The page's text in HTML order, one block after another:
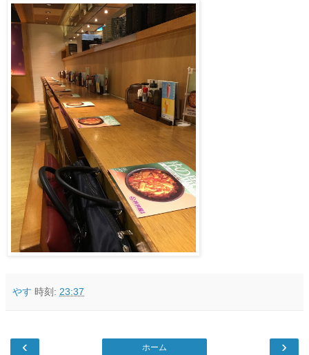
やす 時刻: 23:37
‹ ›
ホーム